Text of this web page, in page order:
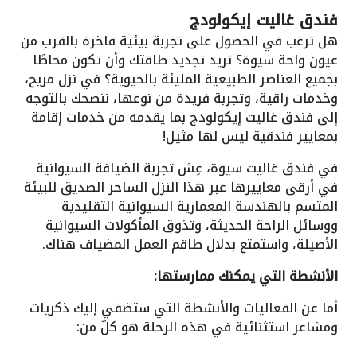
فندق غاليت إيكولودج
هل ترغب في الحصول على تجربة بيئية فاخرة بالقرب من
عيون واحة سيوة؟ تريد تجديد طاقتك وأن تكون محاطًا
بجميع العناصر الطبيعية المليئة بالحيوية؟ في نزل مريح،
وخدمات راقية، وتجربة فريدة من نوعها، ننصحك بالتوجه
إلى فندق غاليت إيكولودج بما يقدمه من خدمات إقامة
بمعايير فندقية ليس لها مثيل!
في فندق غاليت سيوة، عِش تجربة الضيافة السيوانية
في أرقى معاييرها عبر هذا النزل الساحر الصديق للبيئة
المتسم بالهندسة المعمارية السيوانية التقليدية
ووسائل الراحة الحديثة، وتذوق المأكولات السيوانية
الأصيلة، واستمتع بدلال طاقم العمل المضياف هناك.
الأنشطة التي يمكنك ممارستها:
أما عن الفعاليات والأنشطة التي ستضفي إليك ذكريات
ومشاعر استثنائية في هذه الرحلة هو كلٌ من: